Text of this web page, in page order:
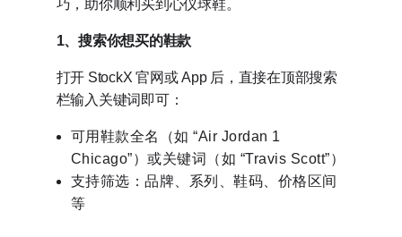
巧，助你顺利买到心仪球鞋。
1、搜索你想买的鞋款
打开 StockX 官网或 App 后，直接在顶部搜索
栏输入关键词即可：
可用鞋款全名（如 “Air Jordan 1
Chicago”）或关键词（如 “Travis Scott”）
支持筛选：品牌、系列、鞋码、价格区间
等